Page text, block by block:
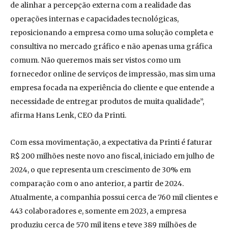
de alinhar a percepção externa com a realidade das
operações internas e capacidades tecnológicas,
reposicionando a empresa como uma solução completa e
consultiva no mercado gráfico e não apenas uma gráfica
comum. Não queremos mais ser vistos como um
fornecedor online de serviços de impressão, mas sim uma
empresa focada na experiência do cliente e que entende a
necessidade de entregar produtos de muita qualidade”,
afirma Hans Lenk, CEO da Printi.
Com essa movimentação, a expectativa da Printi é faturar
R$ 200 milhões neste novo ano fiscal, iniciado em julho de
2024, o que representa um crescimento de 30% em
comparação com o ano anterior, a partir de 2024.
Atualmente, a companhia possui cerca de 760 mil clientes e
443 colaboradores e, somente em 2023, a empresa
produziu cerca de 570 mil itens e teve 389 milhões de